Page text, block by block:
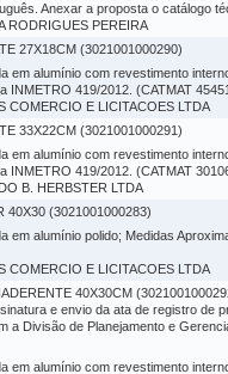
Anexar a proposta o catálogo
RODRIGUES PEREIRA
27X18CM (3021001000290)
em alumínio com revestimento
INMETRO 419/2012. (CATMAT
COMERCIO E LICITACOES LTDA
33X22CM (3021001000291)
em alumínio com revestimento
INMETRO 419/2012. (CATMAT
B. HERBSTER LTDA
40X30 (3021001000283)
em alumínio polido; Medidas
COMERCIO E LICITACOES LTDA
40X30CM
e envio da ata de registro de
a Divisão de Planejamento e
em alumínio com revestimento